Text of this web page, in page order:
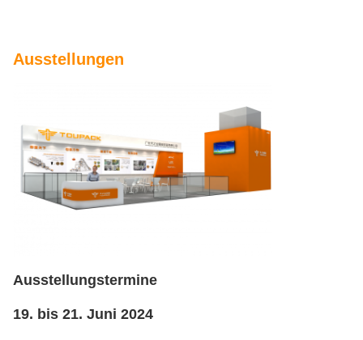
Ausstellungen
Ausstellungstermine
19. bis 21. Juni 2024